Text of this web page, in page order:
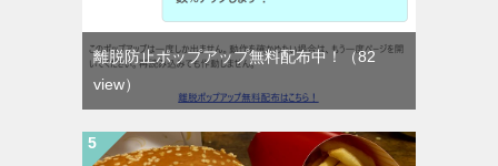
離脱防止ポップアップ無料配布中！（82
view）